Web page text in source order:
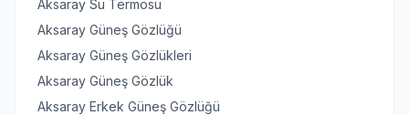
Aksaray Su Termosu
Aksaray Güneş Gözlüğü
Aksaray Güneş Gözlükleri
Aksaray Güneş Gözlük
Aksaray Erkek Güneş Gözlüğü